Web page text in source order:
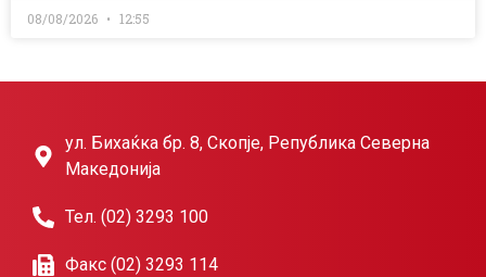
08/08/2026 12:55
ул. Бихаќка бр. 8, Скопје, Република Северна
Македонија
Тел. (02) 3293 100
Факс (02) 3293 114